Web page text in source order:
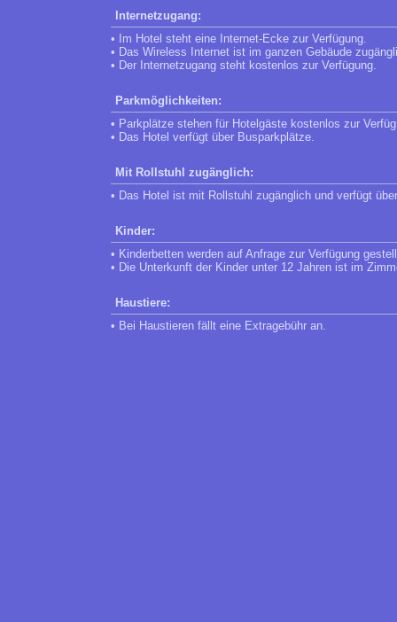
Internetzugang:
• Im Hotel steht eine Internet-Ecke zur Verfügung.
• Das Wireless Internet ist im ganzen Gebäude
• Der Internetzugang steht kostenlos zur Verfügung.
Parkmöglichkeiten:
• Parkplätze stehen für Hotelgäste kostenlos zur
• Das Hotel verfügt über Busparkplätze.
Mit Rollstuhl zugänglich:
• Das Hotel ist mit Rollstuhl zugänglich und verfügt
Kinder:
• Kinderbetten werden auf Anfrage zur Verfügung
• Die Unterkunft der Kinder unter 12 Jahren ist im
Haustiere:
• Bei Haustieren fällt eine Extragebühr an.